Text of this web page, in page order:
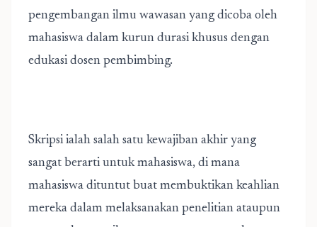
pengembangan ilmu wawasan yang dicoba oleh
mahasiswa dalam kurun durasi khusus dengan
edukasi dosen pembimbing.
Skripsi ialah salah satu kewajiban akhir yang
sangat berarti untuk mahasiswa, di mana
mahasiswa dituntut buat membuktikan keahlian
mereka dalam melaksanakan penelitian ataupun